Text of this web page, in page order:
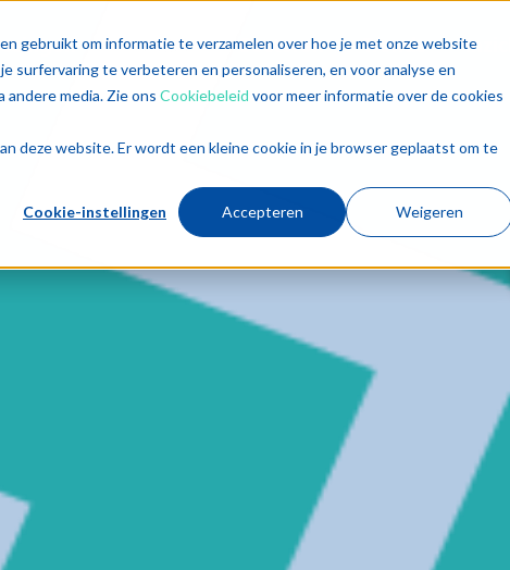
gebruikt om informatie te verzamelen over hoe je met onze website
surfervaring te verbeteren en personaliseren, en voor analyse en
media. Zie ons Cookiebeleid voor meer informatie over de cookies
deze website. Er wordt een kleine cookie in je browser geplaatst om te
Cookie-instellingen Accepteren Weigeren
Diensten Sectoren Trends